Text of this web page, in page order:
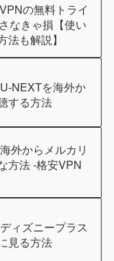
の無料トライ
なきゃ損【使い
法も解説】
NEXTを海外か
する方法
外からメルカリ
方法 -格安VPN
ィズニープラス
見る方法